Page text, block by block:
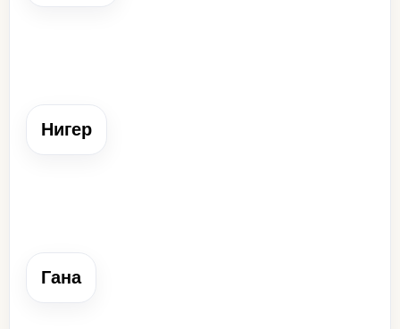
Нигер
Река, в бассейне которой возникли крупные государства
Гана